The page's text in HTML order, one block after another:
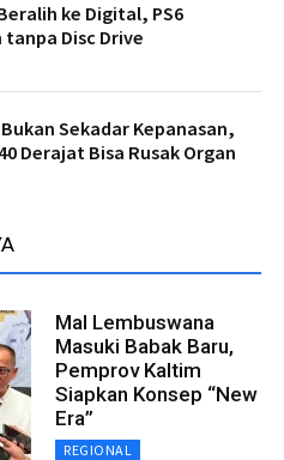
ke Digital, PS6
Disc Drive
Sekadar Kepanasan,
Derajat Bisa Rusak Organ
Mal Lembuswana
Masuki Babak Baru,
Pemprov Kaltim
Siapkan Konsep “New
Era”
REGIONAL